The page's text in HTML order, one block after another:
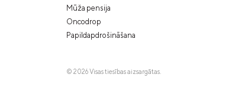
Mūža pensija
Oncodrop
Papildapdrošināšana
© 2026 Visas tiesības aizsargātas.